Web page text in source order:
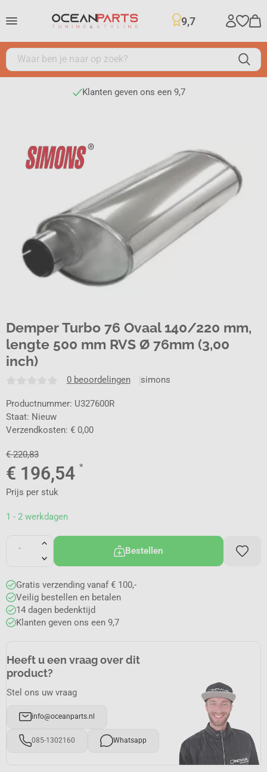
9,7
Klanten geven ons een 9,7
Demper Turbo 76 Ovaal 140/220 mm,
lengte 500 mm RVS Ø 76mm (3,00
inch)
0 beoordelingen simons
Productnummer: U327600R
Staat: Nieuw
Verzendkosten: € 0,00
€ 220,83
€ 196,54 *
Prijs per stuk
1 - 2 werkdagen
Bestellen
Gratis verzending vanaf € 100,-
Veilig bestellen en betalen
14 dagen bedenktijd
Klanten geven ons een 9,7
Heeft u een vraag over dit
product?
Stel ons uw vraag
info@oceanparts.nl
085-1302160 Whatsapp